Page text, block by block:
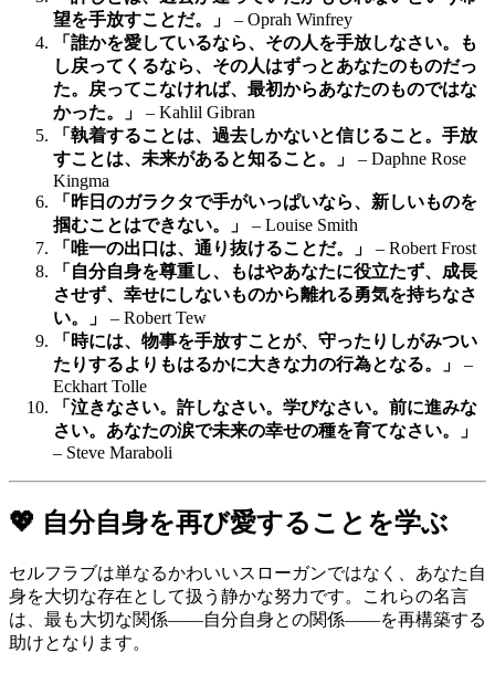
望を手放すことだ。」
– Oprah Winfrey
「誰かを愛しているなら、その人を手放しなさい。も
し戻ってくるなら、その人はずっとあなたのものだっ
た。戻ってこなければ、最初からあなたのものではな
かった。」
– Kahlil Gibran
「執着することは、過去しかないと信じること。手放
すことは、未来があると知ること。」
– Daphne Rose
Kingma
「昨日のガラクタで手がいっぱいなら、新しいものを
掴むことはできない。」
– Louise Smith
「唯一の出口は、通り抜けることだ。」
– Robert Frost
「自分自身を尊重し、もはやあなたに役立たず、成長
させず、幸せにしないものから離れる勇気を持ちなさ
い。」
– Robert Tew
「時には、物事を手放すことが、守ったりしがみつい
たりするよりもはるかに大きな力の行為となる。」
–
Eckhart Tolle
「泣きなさい。許しなさい。学びなさい。前に進みな
さい。あなたの涙で未来の幸せの種を育てなさい。」
– Steve Maraboli
💖 自分自身を再び愛することを学ぶ
セルフラブは単なるかわいいスローガンではなく、あなた自
身を大切な存在として扱う静かな努力です。これらの名言
は、最も大切な関係――自分自身との関係――を再構築する
助けとなります。